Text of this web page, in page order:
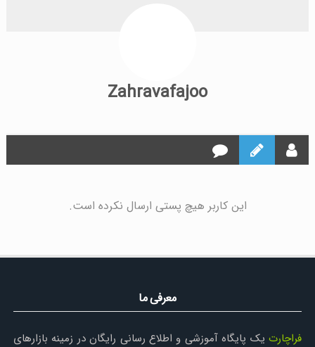
Zahravafajoo
این کاربر هیچ پستی ارسال نکرده است.
معرفی ما
فراچارتیک پایگاه آموزشی و اطلاع رسانی رایگان در زمینه بازارهای